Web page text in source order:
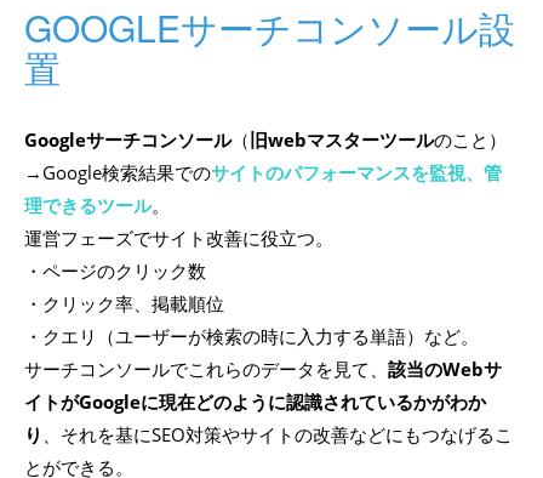
GOOGLEサーチコンソール設
置
Googleサーチコンソール（ 旧webマスターツールのこと）
→Google検索結果でのサイトのパフォーマンスを監視、管
理できるツール。
運営フェーズでサイト改善に役立つ。
・ページのクリック数
・クリック率、掲載順位
・クエリ（ユーザーが検索の時に入力する単語）など。
サーチコンソールでこれらのデータを見て、 該当のWebサ
イトがGoogleに現在どのように認識されているかがわか
り 、それを基にSEO対策やサイトの改善などにもつなげるこ
とができる。